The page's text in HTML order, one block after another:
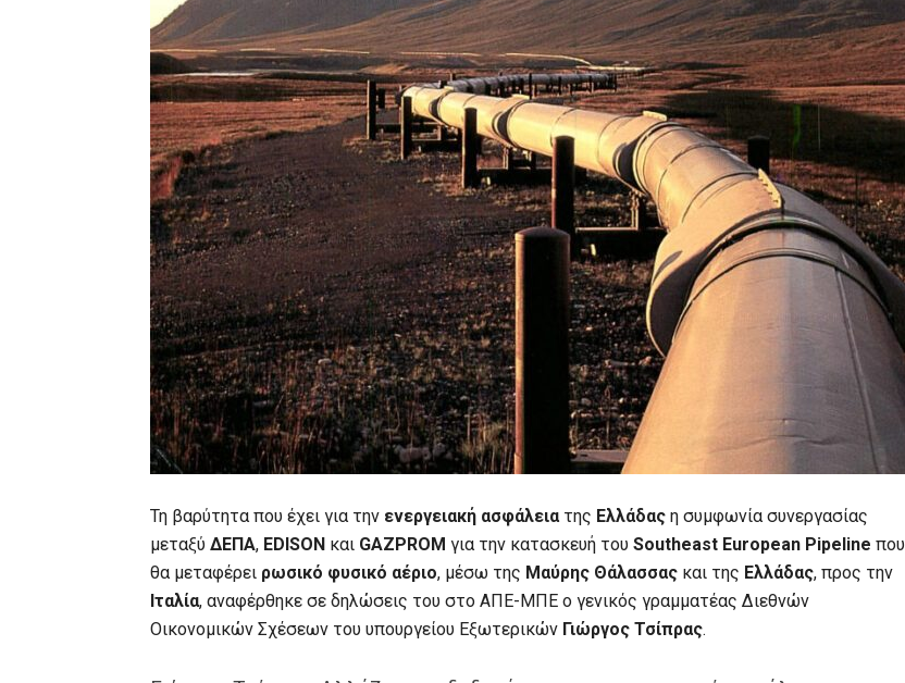
Τη βαρύτητα που έχει για την ενεργειακή ασφάλειατης Ελλάδας η συμφωνία συνεργασίας
μεταξύ ΔΕΠΑ, EDISON και GAZPROM για την κατασκευή του Southeast European Pipeline που
θα μεταφέρει ρωσικό φυσικό αέριο, μέσω της Μαύρης Θάλασσας και της Ελλάδας, προς την
Ιταλία, αναφέρθηκε σε δηλώσεις του στο ΑΠΕ-ΜΠΕ ο γενικός γραμματέας Διεθνών
Οικονομικών Σχέσεων του υπουργείου Εξωτερικών Γιώργος Τσίπρας.